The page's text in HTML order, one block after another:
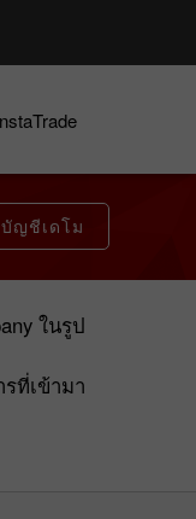
ญชีเดโม
ในรูป
ที่เข้ามา